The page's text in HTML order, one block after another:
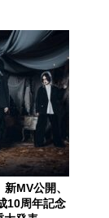
MV公開、
10周年記念